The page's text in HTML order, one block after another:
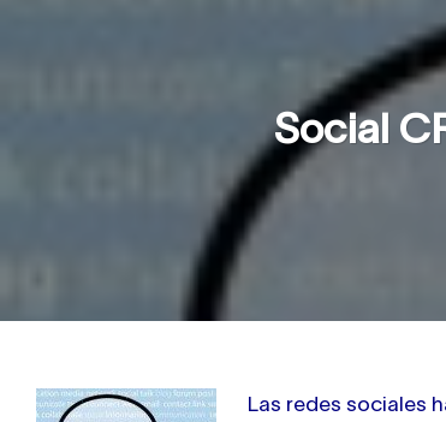
Social
Las redes sociales